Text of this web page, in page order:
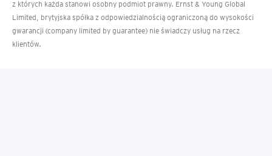
z których każda stanowi osobny podmiot prawny. Ernst & Young Global
Limited, brytyjska spółka z odpowiedzialnością ograniczoną do wysokości
gwarancji (company limited by guarantee) nie świadczy usług na rzecz
klientów.